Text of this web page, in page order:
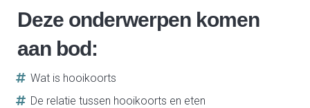
Deze onderwerpen komen
aan bod:
Wat is hooikoorts
De relatie tussen hooikoorts en eten